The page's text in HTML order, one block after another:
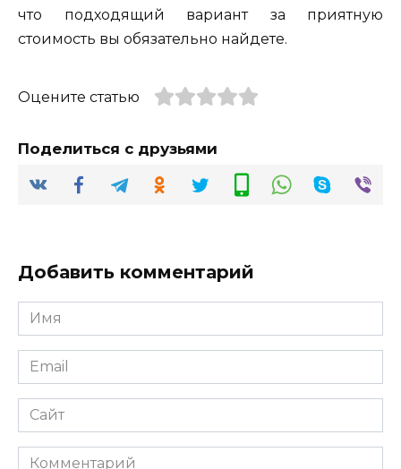
что подходящий вариант за приятную
стоимость вы обязательно найдете.
Оцените статью
Поделиться с друзьями
Добавить комментарий
Имя
*
Email
*
Сайт
Комментарий